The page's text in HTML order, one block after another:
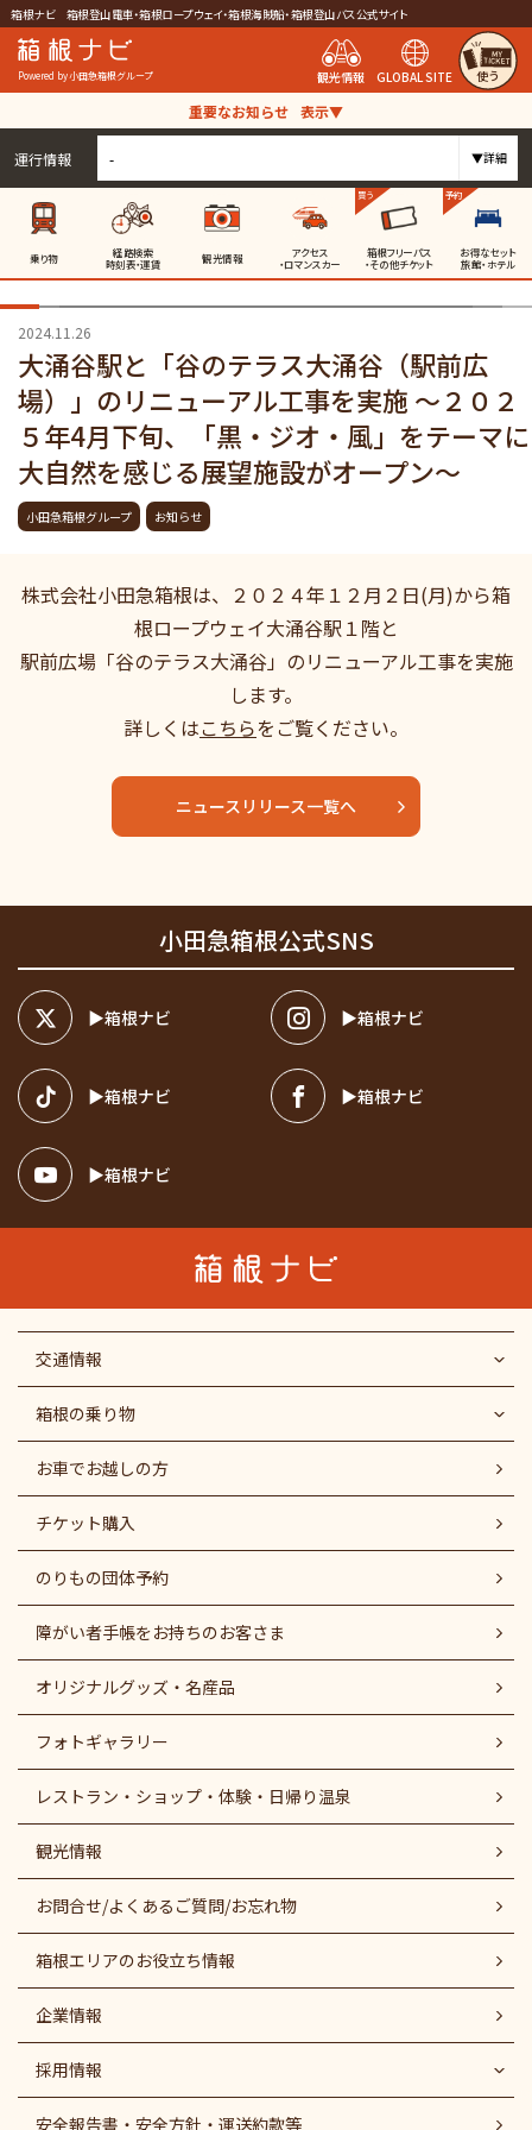
箱根ナビ 箱根登山電車・箱根ロープウェイ・箱根海賊船・箱根登山バス公式サイト
Powered by 小田急箱根グループ 観光情報 GLOBAL SITE 使う
重要なお知らせ 表示▼
運行情報 - ▼詳細
乗り物 経路検索
時刻表・運賃 観光情報 アクセス
・ロマンスカー
買う
箱根フリーパス
・その他チケット
予約
お得なセット
旅館・ホテル
2024.11.26
大涌谷駅と「谷のテラス大涌谷（駅前広
場）」のリニューアル工事を実施 ～２０２
５年4月下旬、「黒・ジオ・風」をテーマに
大自然を感じる展望施設がオープン～
小田急箱根グループ お知らせ
株式会社小田急箱根は、２０２４年１２月２日(月)から箱
根ロープウェイ大涌谷駅１階と
駅前広場「谷のテラス大涌谷」のリニューアル工事を実施
します。
詳しくはこちらをご覧ください。
ニュースリリース一覧へ
小田急箱根公式SNS
箱根ナビ 箱根ナビ
箱根ナビ 箱根ナビ
箱根ナビ
交通情報
箱根の乗り物
お車でお越しの方
チケット購入
のりもの団体予約
障がい者⼿帳をお持ちのお客さま
オリジナルグッズ・名産品
フォトギャラリー
レストラン・ショップ・体験・日帰り温泉
観光情報
お問合せ/よくあるご質問/お忘れ物
箱根エリアのお役立ち情報
企業情報
採用情報
安全報告書・安全方針・運送約款等